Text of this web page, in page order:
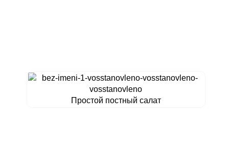
Простой постный салат